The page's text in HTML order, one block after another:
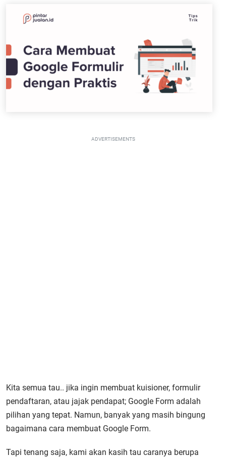
ADVERTISEMENTS
Kita semua tau.. jika ingin membuat kuisioner, formulir
pendaftaran, atau jajak pendapat; Google Form adalah
pilihan yang tepat. Namun, banyak yang masih bingung
bagaimana cara membuat Google Form.
Tapi tenang saja, kami akan kasih tau caranya berupa